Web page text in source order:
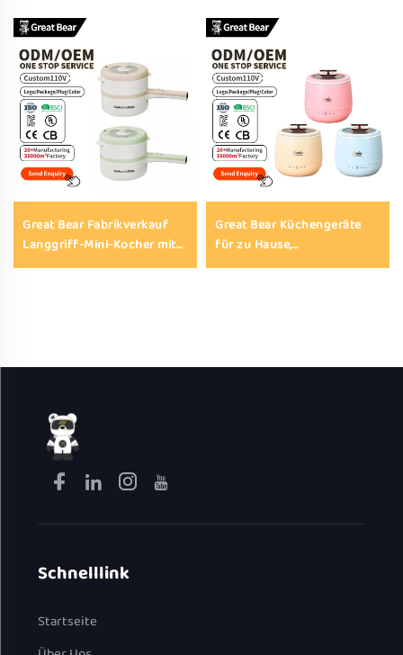
Great Bear Fabrikverkauf
Langgriff-Mini-Kocher mit
2-Liter-Fassungsvermögen,
Kochtopf
Great Bear Küchengeräte
für zu Hause,
multifunktionale
elektrische Reiskocher
Schnelllink
Startseite